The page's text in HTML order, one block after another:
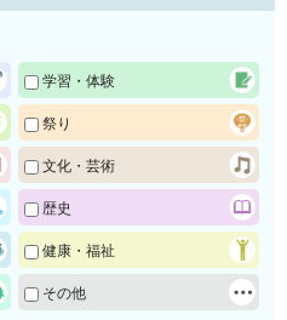
学習・体験
祭り
文化・芸術
歴史
健康・福祉
その他